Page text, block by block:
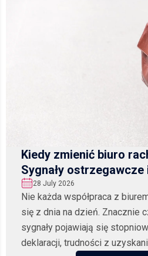
Kiedy zmienić biuro
Sygnały
28 July 2026
Nie każda współpraca z
się z dnia na dzień. Znacznie
sygnały pojawiają się
deklaracji, trudności z